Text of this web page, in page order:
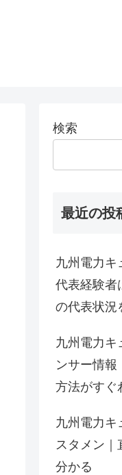
検索
最近の投
九州電力キ
代表経験者
の代表状況
九州電力キ
ンサー情報
方法がすぐ
九州電力キ
スタメン｜
分かる